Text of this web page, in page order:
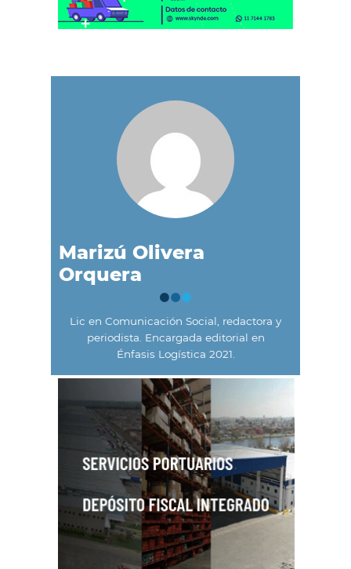
Marizú Olivera
Orquera
Lic en Comunicación Social, redactora y
periodista. Encargada editorial en
Énfasis Logística 2021.